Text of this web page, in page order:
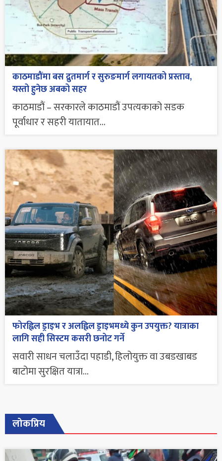
काठमाडौंमा बस द्रुतमार्ग र सुरुङमार्ग लगायतको प्रस्ताव,
यस्तो हुनेछ अबको सहर
काठमाडौं – सरकारले काठमाडौं उपत्यकाको सडक
पूर्वाधार र सहरी यातायात...
फोरह्विल ड्राइभ र अलह्विल ड्राइभमध्ये कुन उपयुक्त? यात्राका
लागि सही सिस्टम कसरी छनोट गर्ने
सवारी साधन चलाउँदा पहाडी, हिलोयुक्त वा उबडखाबड
बाटोमा सुरक्षित यात्रा...
लोकप्रिय